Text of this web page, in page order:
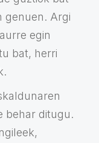
genuen. Argi
egin
bat, herri
behar ditugu.